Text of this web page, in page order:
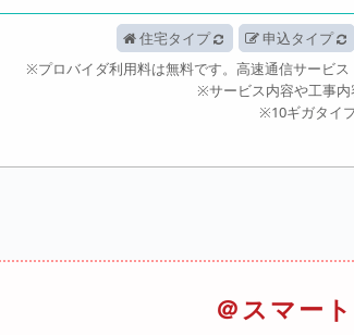
住宅タイプ 申込タイプ
※プロバイダ利用料は無料です。高速通信サービ
※サービス内容や工事内
※10ギガタイ
＠スマー